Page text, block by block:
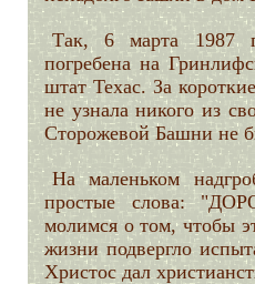
Так, 6 марта 1987
погребена на
штат Техас. За
не узнала никого из
Сторожевой Башни не
На маленьком
простые слова:
молимся о том, чтобы
жизни подвергло
Христос дал